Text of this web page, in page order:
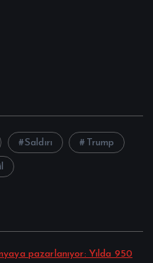
Saldırı Trump
pazarlanıyor: Yılda 950